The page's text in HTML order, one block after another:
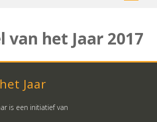
van het Jaar 2017
Jaar
is een initiatief van